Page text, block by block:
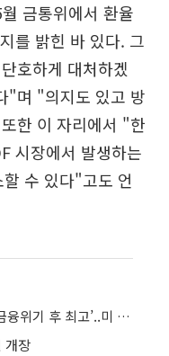
금통위에서 환율
를 밝힌 바 있다. 그
호하게 대처하겠
"며 "의지도 있고 방
한 이 자리에서 "한
시장에서 발생하는
수 있다"고도 언
원·달러 환율 급등 1550원도 돌파 ‘금융위기 후 최고’..미 고용호조+중동리스크 부각
개장